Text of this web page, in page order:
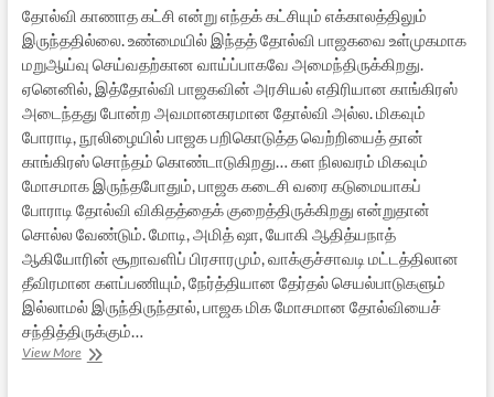
தோல்வி காணாத கட்சி என்று எந்தக் கட்சியும் எக்காலத்திலும்
இருந்ததில்லை. உண்மையில் இந்தத் தோல்வி பாஜகவை உள்முகமாக
மறுஆய்வு செய்வதற்கான வாய்ப்பாகவே அமைந்திருக்கிறது.
ஏனெனில், இத்தோல்வி பாஜகவின் அரசியல் எதிரியான காங்கிரஸ்
அடைந்தது போன்ற அவமானகரமான தோல்வி அல்ல. மிகவும்
போராடி, நூலிழையில் பாஜக பறிகொடுத்த வெற்றியைத் தான்
காங்கிரஸ் சொந்தம் கொண்டாடுகிறது… கள நிலவரம் மிகவும்
மோசமாக இருந்தபோதும், பாஜக கடைசி வரை கடுமையாகப்
போராடி தோல்வி விகிதத்தைக் குறைத்திருக்கிறது என்றுதான்
சொல்ல வேண்டும். மோடி, அமித் ஷா, யோகி ஆதித்யநாத்
ஆகியோரின் சூறாவளிப் பிரசாரமும், வாக்குச்சாவடி மட்டத்திலான
தீவிரமான களப்பணியும், நேர்த்தியான தேர்தல் செயல்பாடுகளும்
இல்லாமல் இருந்திருந்தால், பாஜக மிக மோசமான தோல்வியைச்
சந்தித்திருக்கும்…
View Moreயானைக்கும்